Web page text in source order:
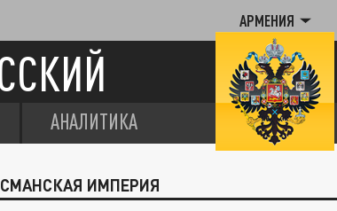
АРМЕНИЯ
АНАЛИТИКА
ИМПЕРИЯ